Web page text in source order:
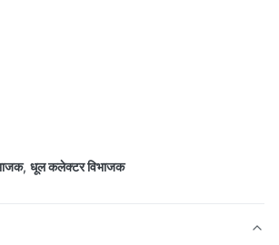
, धूल कलेक्टर विभाजक